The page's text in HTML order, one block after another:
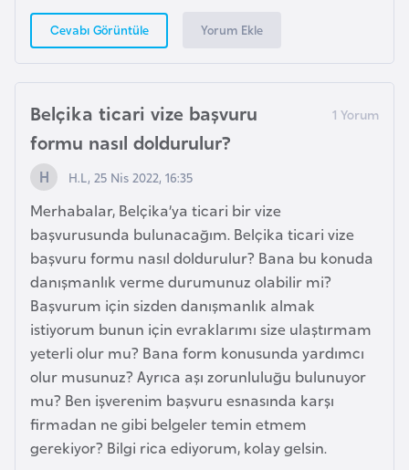
Cevabı Görüntüle Yorum Ekle
Belçika ticari vize başvuru
formu nasıl doldurulur?
H.L, 25 Nis 2022, 16:35
Merhabalar, Belçika’ya ticari bir vize
başvurusunda bulunacağım. Belçika ticari vize
başvuru formu nasıl doldurulur? Bana bu konuda
danışmanlık verme durumunuz olabilir mi?
Başvurum için sizden danışmanlık almak
istiyorum bunun için evraklarımı size ulaştırmam
yeterli olur mu? Bana form konusunda yardımcı
olur musunuz? Ayrıca aşı zorunluluğu bulunuyor
mu? Ben işverenim başvuru esnasında karşı
firmadan ne gibi belgeler temin etmem
gerekiyor? Bilgi rica ediyorum, kolay gelsin.
İ
r
l
a
n
d
a
İ
s
p
a
n
y
a
İ
s